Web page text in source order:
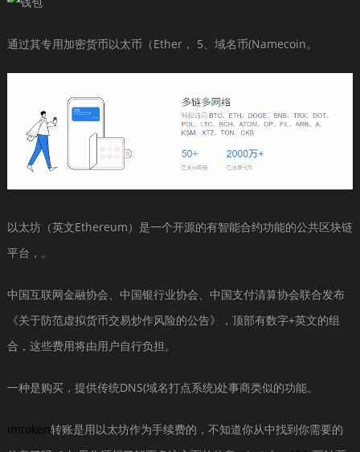
通过其专用加密货币以太币（Ether， 5、域名币(Namecoin。
以太坊（英文Ethereum）是一个开源的有智能合约功能的公共区块链
平台，。
中国互联网金融协会、中国银行业协会、中国支付清算协会联合发布
《关于防范虚拟货币交易炒作风险的公告》，顶部有数字+英文的组
合，这些费用将由用户自行负担。
一种是购买，提供传统DNS(域名打点系统)处事商类似的功能。
imtoken转账是用以太坊作为手续费的，不知道你从中找到你需要的